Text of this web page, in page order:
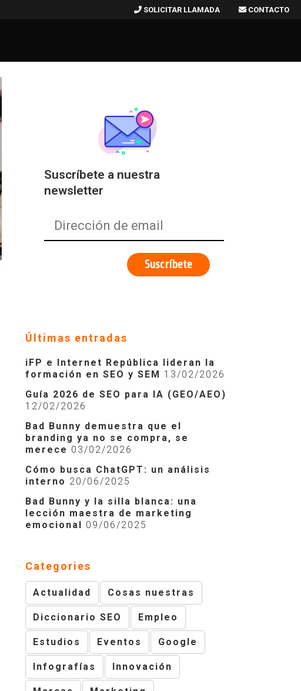
SOLICITAR LLAMADA CONTACTO
Suscríbete a nuestra
newsletter
Últimas entradas
iFP e Internet República lideran la
formación en SEO y SEM 13/02/2026
Guía 2026 de SEO para IA (GEO/AEO)
12/02/2026
Bad Bunny demuestra que el
branding ya no se compra, se
merece 03/02/2026
Cómo busca ChatGPT: un análisis
interno 20/06/2025
Bad Bunny y la silla blanca: una
lección maestra de marketing
emocional 09/06/2025
Categories
Actualidad Cosas nuestras
Diccionario SEO Empleo
Estudios Eventos Google
Infografías Innovación